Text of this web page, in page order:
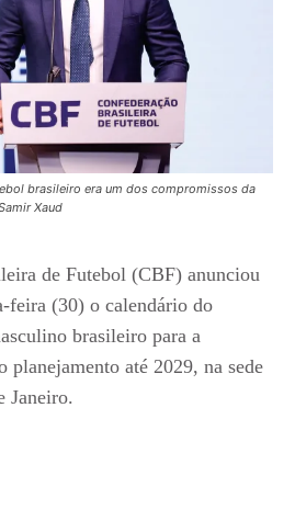
brasileiro era um dos compromissos da
Xaud
de Futebol (CBF) anunciou
feira (30) o calendário do
brasileiro para a
planejamento até 2029, na sede
Janeiro.